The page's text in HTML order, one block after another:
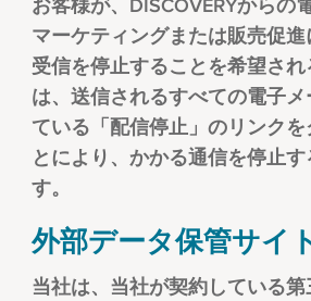
お客様が、DISCOVERYからの
マーケティングまたは販売促
受信を停止することを希望さ
は、送信されるすべての電子
ている「配信停止」のリンク
とにより、かかる通信を停止
す。
外部データ保管サイ
当社は、当社が契約している